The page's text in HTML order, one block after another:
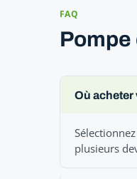
FAQ
Où acheter
plusieurs